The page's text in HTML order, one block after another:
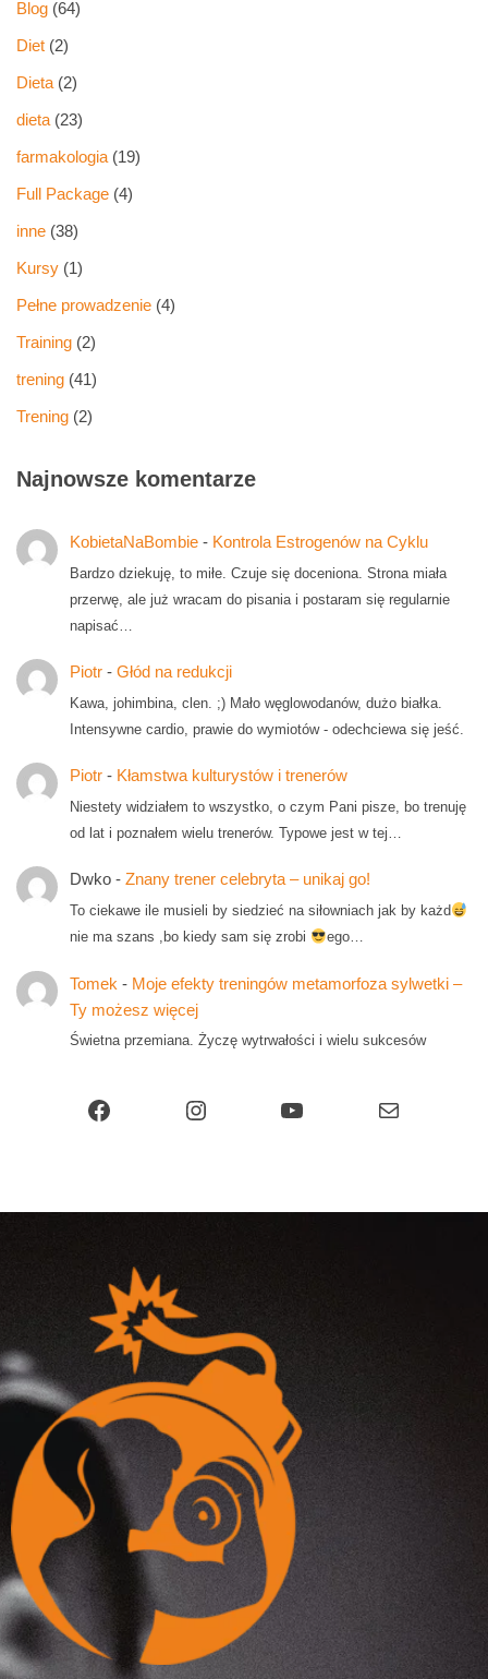
Blog (64)
Diet (2)
Dieta (2)
dieta (23)
farmakologia (19)
Full Package (4)
inne (38)
Kursy (1)
Pełne prowadzenie (4)
Training (2)
trening (41)
Trening (2)
Najnowsze komentarze
KobietaNaBombie- Kontrola Estrogenów na Cyklu
Bardzo dziekuję, to miłe. Czuje się doceniona. Strona miała
przerwę, ale już wracam do pisania i postaram się regularnie
napisać…
Piotr- Głód na redukcji
Kawa, johimbina, clen. ;) Mało węglowodanów, dużo białka.
Intensywne cardio, prawie do wymiotów - odechciewa się jeść.
Piotr- Kłamstwa kulturystów i trenerów
Niestety widziałem to wszystko, o czym Pani pisze, bo trenuję
od lat i poznałem wielu trenerów. Typowe jest w tej…
Dwko- Znany trener celebryta – unikaj go!
To ciekawe ile musieli by siedzieć na siłowniach jak by każd
nie ma szans ,bo kiedy sam się zrobi
ego…
Tomek - Moje efekty treningów metamorfoza sylwetki –
Ty możesz więcej
Świetna przemiana. Życzę wytrwałości i wielu sukcesów